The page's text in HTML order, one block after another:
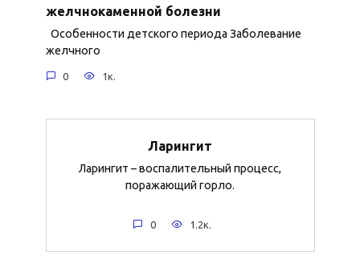
желчнокаменной болезни
Особенности детского периода Заболевание
желчного
0 1к.
Ларингит
Ларингит – воспалительный процесс,
поражающий горло.
0 1.2к.